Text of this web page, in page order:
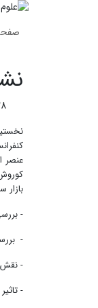
عنصر
-
-
- نقش
-